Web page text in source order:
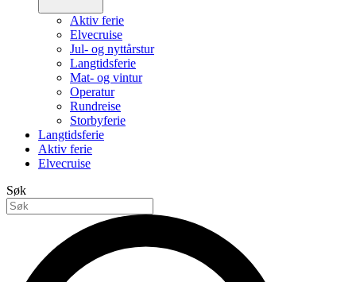
Aktiv ferie
Elvecruise
Jul- og nyttårstur
Langtidsferie
Mat- og vintur
Operatur
Rundreise
Storbyferie
Langtidsferie
Aktiv ferie
Elvecruise
Søk